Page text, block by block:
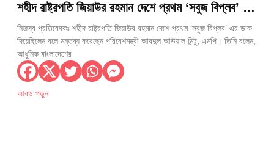
শহীদ রাষ্ট্রপতি জিয়াউর রহমান দেশে প্রথম ‘সবুজ বিপ্লব’ এর
ডাক দিয়েছিলেন— পরিবেশমন্ত্রী আবদুল আউয়াল মিন্টু
নিজস্ব প্রতিবেদকঃ শহীদ রাষ্ট্রপতি জিয়াউর রহমান দেশে প্রথম ‘সবুজ বিপ্লব’ এর ডাক
দিয়েছিলেন বলে মন্তব্য করেছেন পরিবেশমন্ত্রী আবদুল আউয়াল মিন্টু, এমপি। তিনি বলেন,
আধুনিক বাংলাদেশের
আরও পড়ুন